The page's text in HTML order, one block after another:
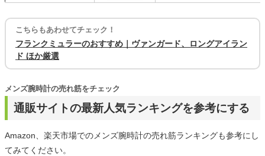
こちらもあわせてチェック！
フランクミュラーのおすすめ｜ヴァンガード、ロングアイラン
ド ほか厳選
通販サイトの最新人気ランキングを参考にする
メンズ腕時計の売れ筋をチェック
Amazon、楽天市場でのメンズ腕時計の売れ筋ランキングも参考にし
てみてください。